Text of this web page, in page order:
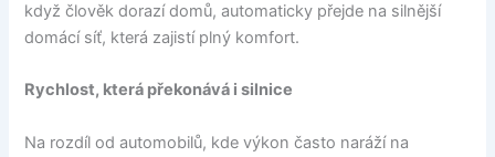
když člověk dorazí domů, automaticky přejde na silnější
domácí síť, která zajistí plný komfort.
Rychlost, která překonává i silnice
Na rozdíl od automobilů, kde výkon často naráží na